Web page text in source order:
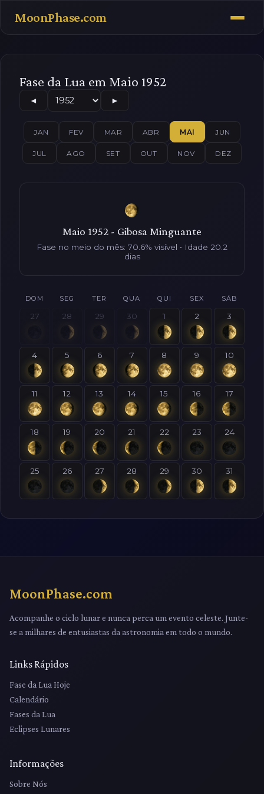
MoonPhase.com
Fase da Lua em Maio 1952
◄ ►
JAN FEV MAR ABR MAI JUN
JUL AGO SET OUT NOV DEZ
Maio 1952 - Gibosa Minguante
Fase no meio do mês: 70.6% visível • Idade 20.2
dias
DOM SEG TER QUA QUI SEX SÁB
27 28 29 30 1 2 3
4 5 6 7 8 9 10
11 12 13 14 15 16 17
18 19 20 21 22 23 24
25 26 27 28 29 30 31
MoonPhase.com
Acompanhe o ciclo lunar e nunca perca um evento celeste. Junte-
se a milhares de entusiastas da astronomia em todo o mundo.
Links Rápidos
Fase da Lua Hoje
Calendário
Fases da Lua
Eclipses Lunares
Informações
Sobre Nós